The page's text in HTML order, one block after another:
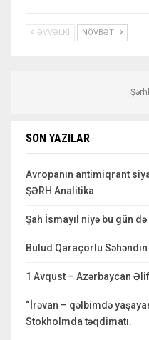
ƏVVƏLKI NÖVBƏTI
SON YAZILAR
Avropanın antimiqrant
ŞƏRH Analitika
Şah İsmayıl niyə bu gün
Bulud Qaraçorlu
1 Avqust – Azərbaycan
“İrəvan – qəlbimdə
Stokholmda təqdimatı.